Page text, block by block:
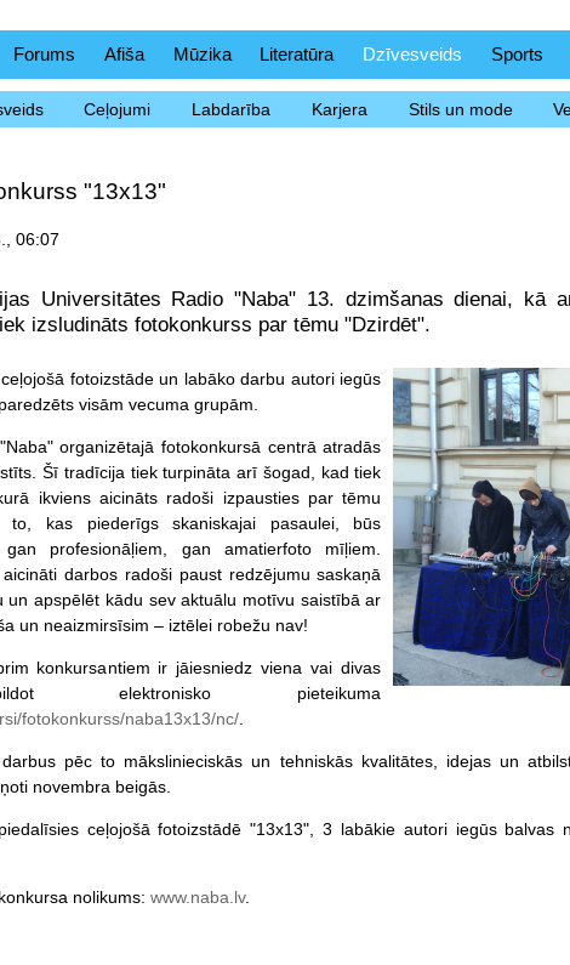
Forums Afiša Mūzika Literatūra Dzīvesveids Sports
Ceļojumi Labdarība Karjera Stils un mode
"13x13"
06:07
Universitātes Radio "Naba" 13. dzimšanas dienai, kā
izsludināts fotokonkurss par tēmu "Dzirdēt".
fotoizstāde un labāko darbu autori iegūs
visām vecuma grupām.
organizētajā fotokonkursā centrā atradās
Šī tradīcija tiek turpināta arī šogad, kad tiek
ikviens aicināts radoši izpausties par tēmu
to, kas piederīgs skaniskajai pasaulei, būs
profesionāļiem, gan amatierfoto mīļiem.
darbos radoši paust redzējumu saskaņā
un apspēlēt kādu sev aktuālu motīvu saistībā ar
un neaizmirsīsim – iztēlei robežu nav!
konkursantiem ir jāiesniedz viena vai divas
elektronisko pieteikuma
fotokonkurss/naba13x13/nc/.
pēc to mākslinieciskās un tehniskās kvalitātes, idejas un
novembra beigās.
ceļojošā fotoizstādē "13x13", 3 labākie autori iegūs balvas
nolikums: www.naba.lv.